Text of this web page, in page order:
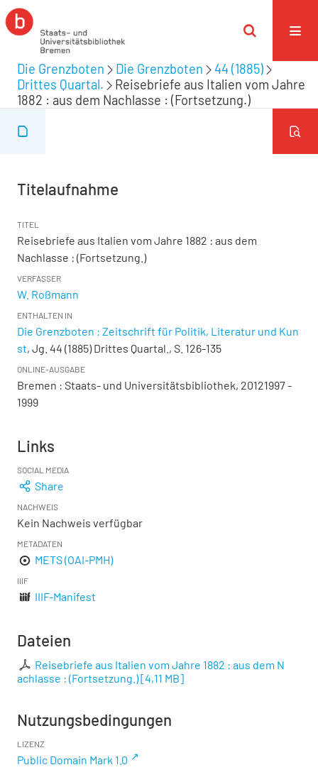
Die Grenzboten Die Grenzboten
44 (1885)
Drittes Quartal.
Reisebriefe aus Italien vom Jahre
1882 : aus dem Nachlasse : (Fortsetzung.)
Titelaufnahme
TITEL
Reisebriefe aus Italien vom Jahre 1882 : aus dem
Nachlasse : (Fortsetzung.)
VERFASSER
W. Roßmann
ENTHALTEN IN
Die Grenzboten : Zeitschrift für Politik, Literatur und Kun
st, Jg. 44 (1885) Drittes Quartal., S. 126-135
ONLINE-AUSGABE
Bremen : Staats- und Universitätsbibliothek, 20121997 -
1999
Links
SOCIAL MEDIA
Share
NACHWEIS
Kein Nachweis verfügbar
METADATEN
METS (OAI-PMH)
IIIF
IIIF-Manifest
Dateien
Reisebriefe aus Italien vom Jahre 1882 : aus dem N
achlasse : (Fortsetzung.)[4,11 MB]
Nutzungsbedingungen
LIZENZ
Public Domain Mark 1.0